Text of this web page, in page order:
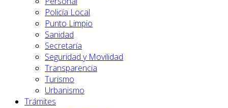
Policía Local
Punto Limpio
Sanidad
Secretaría
Seguridad y Movilidad
Transparencia
Turismo
Urbanismo
Trámites